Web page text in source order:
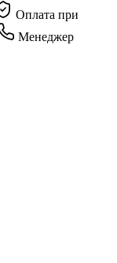
Оплата при
Менеджер